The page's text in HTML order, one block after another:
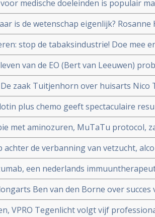
medische doeleinden is populair
zich zorgen
is de wetenschap eigenlijk?
bekijkt het van zijn kant in een
stop de tabaksindustrie! Doe mee
kreeg en haar kinderen en alle
van de EO (Bert van Leeuwen)
in het buitenland nog behandeld
zaak Tuitjenhorn over huisarts Nico
in conflict met Inspectie voor de
2 om 20.25 uur.
plus chemo geeft spectaculaire
kankerpatienten met
tumoren. copy 1
met aminozuren, MuTaTu protocol,
schrijven Israelische onderzoekers
achter de verbanning van vetzucht,
van Staatssecretaris
een nederlands
Ben van den Borne over
VPRO Tegenlicht volgt vijf